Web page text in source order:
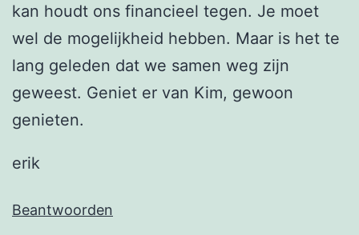
kan houdt ons financieel tegen. Je moet
wel de mogelijkheid hebben. Maar is het te
lang geleden dat we samen weg zijn
geweest. Geniet er van Kim, gewoon
genieten.
erik
Beantwoorden